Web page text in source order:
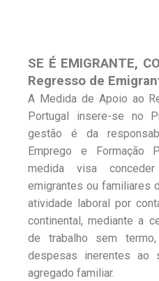
SE É EMIGRANTE,
Regresso de
A Medida de Apoio ao
Portugal insere-se no
gestão é da
Emprego e Formação
medida visa
emigrantes ou familiares
atividade laboral por
continental, mediante a
de trabalho sem
despesas inerentes
agregado familiar.